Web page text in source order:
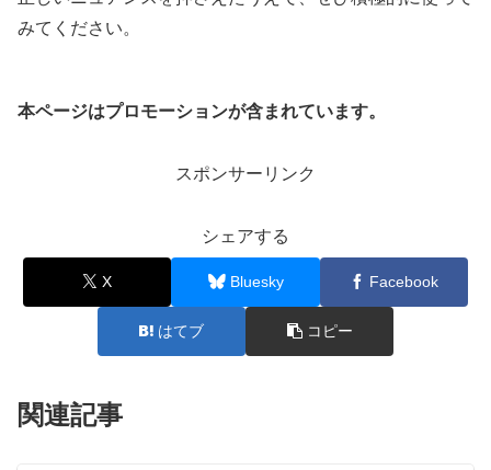
みてください。
本ページはプロモーションが含まれています。
スポンサーリンク
シェアする
X Bluesky Facebook
はてブ コピー
関連記事